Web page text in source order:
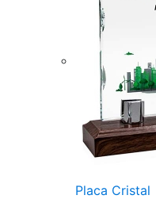
Placa Cristal